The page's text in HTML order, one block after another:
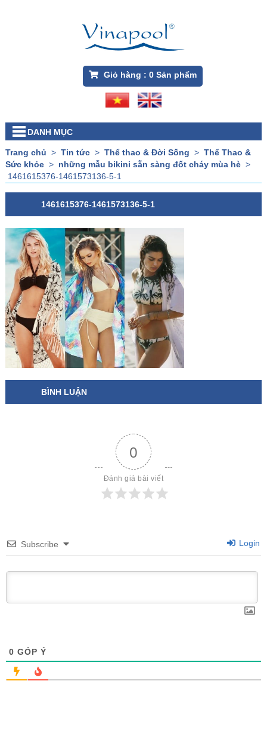
Giỏ hàng : 0Sản phẩm
DANH MỤC
Trang chủ > Tin tức> Thể thao & Đời Sống > Thể Thao &
Sức khỏe> những mẫu bikini sẵn sàng đốt cháy mùa hè>
1461615376-1461573136-5-1
1461615376-1461573136-5-1
BÌNH LUẬN
0
Đánh giá bài viết
Subscribe Login
0 GÓP Ý